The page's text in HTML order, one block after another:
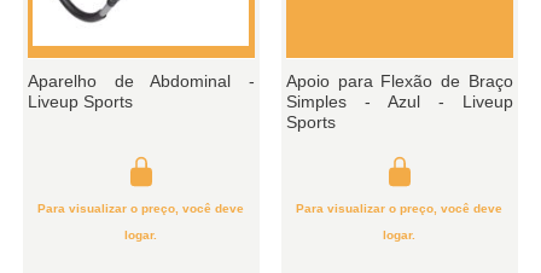
Aparelho de Abdominal -
Liveup Sports
Para visualizar o preço, você deve
logar.
Apoio para Flexão de Braço
Simples - Azul - Liveup
Sports
Para visualizar o preço, você deve
logar.